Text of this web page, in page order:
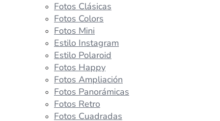
Fotos Clásicas
Fotos Colors
Fotos Mini
Estilo Instagram
Estilo Polaroid
Fotos Happy
Fotos Ampliación
Fotos Panorámicas
Fotos Retro
Fotos Cuadradas